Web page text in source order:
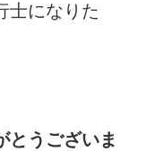
士になりた
とうございま